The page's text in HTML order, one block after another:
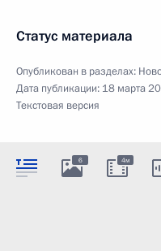
Статус материала
Опубликован в разделах:
Дата публикации: 18 марта
Текстовая версия
6 4м